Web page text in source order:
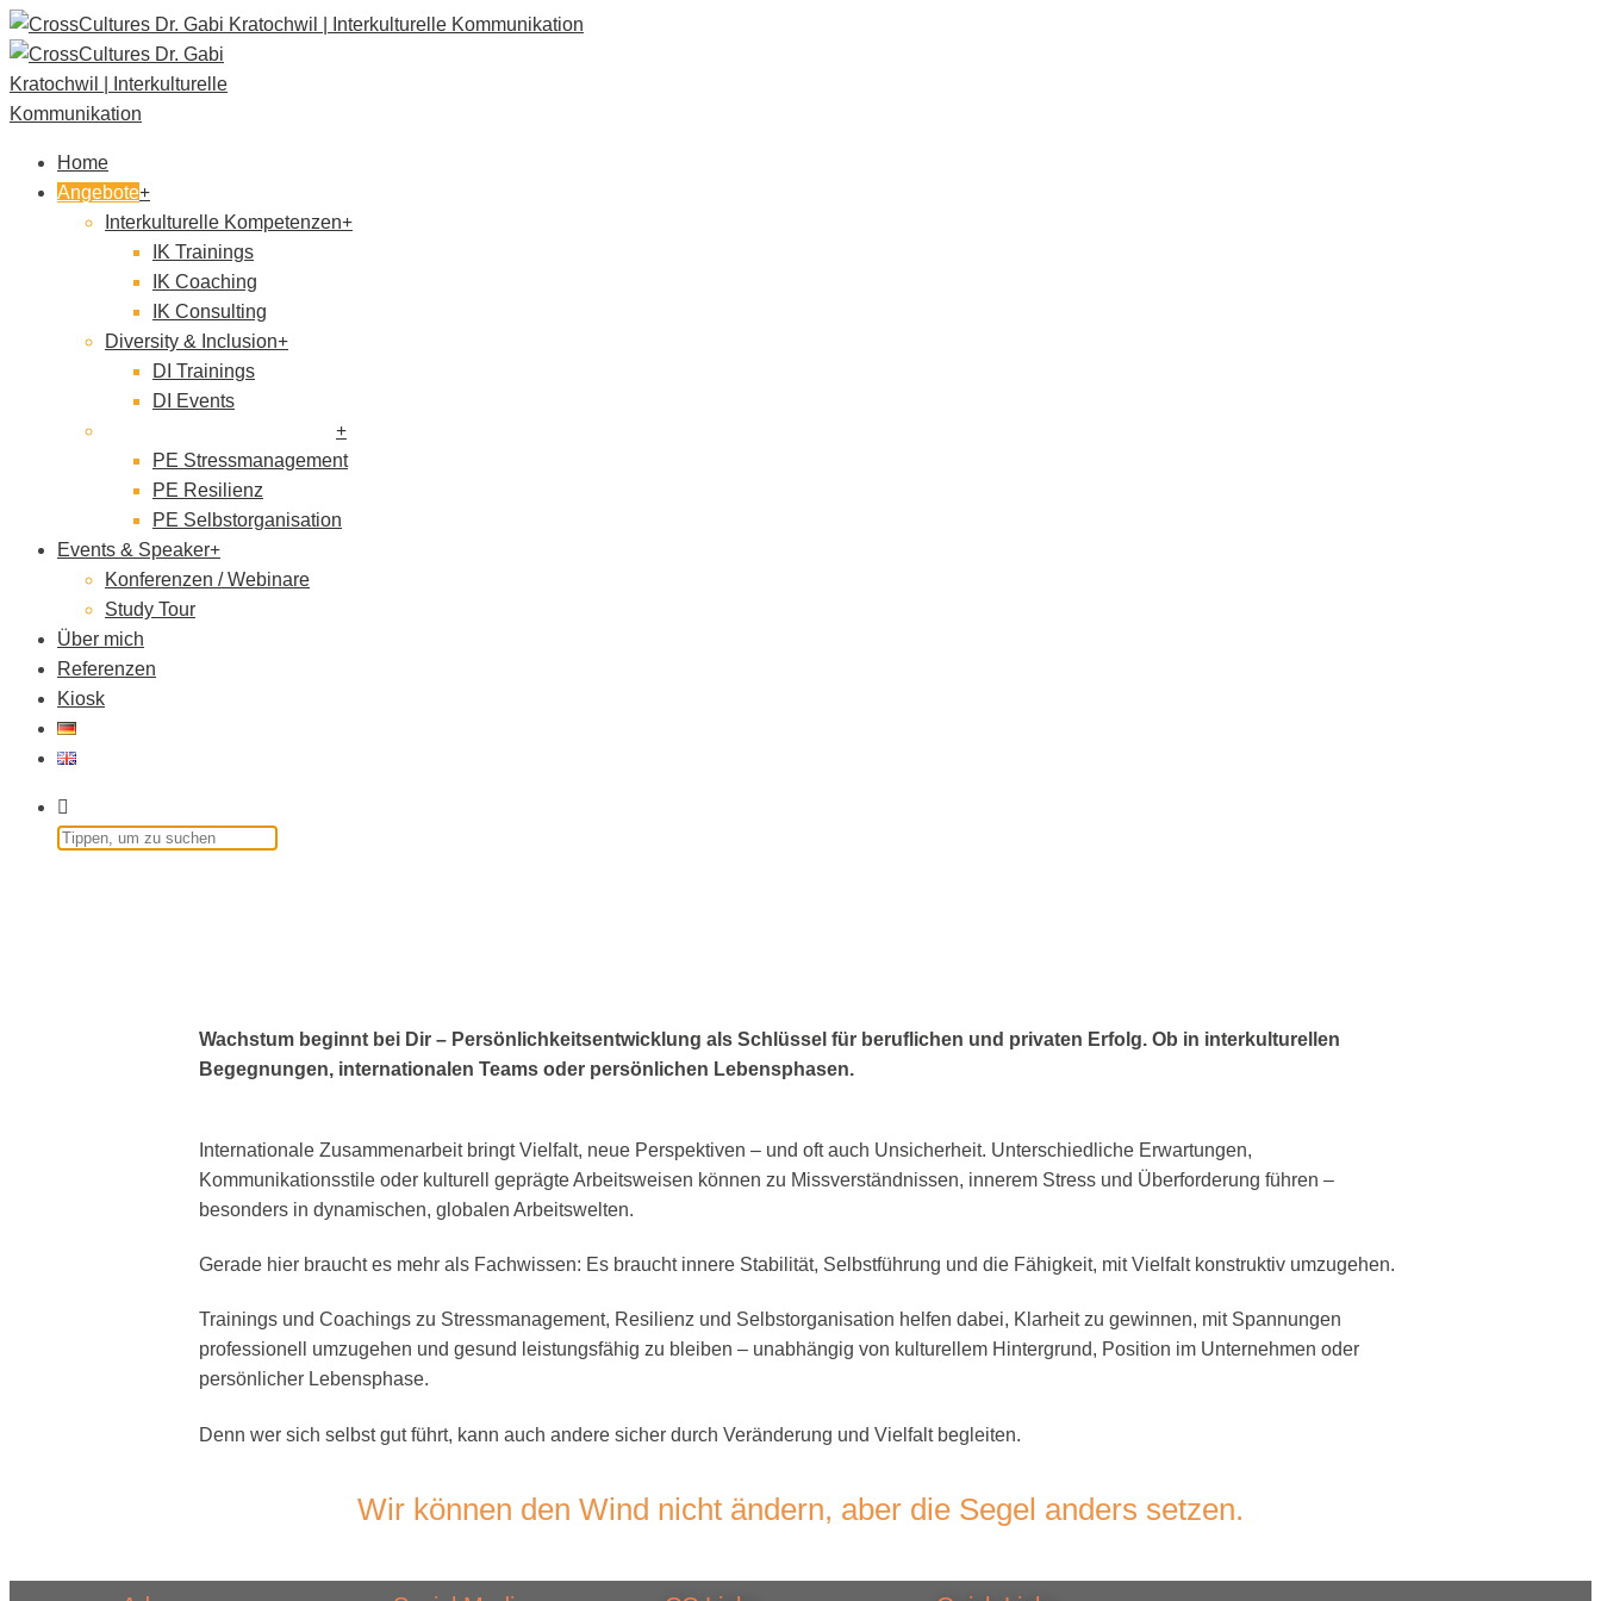
Home
Angebote
Interkulturelle Kompetenzen
IK Trainings
IK Coaching
IK Consulting
Diversity & Inclusion
DI Trainings
DI Events
PE Stressmanagement
PE Resilienz
PE Selbstorganisation
Events & Speaker
Konferenzen / Webinare
Study Tour
Über mich
Referenzen
Kiosk
Wachstum beginnt bei Dir – Persönlichkeitsentwicklung als Schlüssel für beruflichen und privaten Erfolg. Ob in interkulturellen
Begegnungen, internationalen Teams oder persönlichen Lebensphasen.
Internationale Zusammenarbeit bringt Vielfalt, neue Perspektiven – und oft auch Unsicherheit. Unterschiedliche Erwartungen,
Kommunikationsstile oder kulturell geprägte Arbeitsweisen können zu Missverständnissen, innerem Stress und Überforderung führen –
besonders in dynamischen, globalen Arbeitswelten.
Gerade hier braucht es mehr als Fachwissen: Es braucht innere Stabilität, Selbstführung und die Fähigkeit, mit Vielfalt konstruktiv umzugehen.
Trainings und Coachings zu Stressmanagement, Resilienz und Selbstorganisation helfen dabei, Klarheit zu gewinnen, mit Spannungen
professionell umzugehen und gesund leistungsfähig zu bleiben – unabhängig von kulturellem Hintergrund, Position im Unternehmen oder
persönlicher Lebensphase.
Denn wer sich selbst gut führt, kann auch andere sicher durch Veränderung und Vielfalt begleiten.
Wir können den Wind nicht ändern, aber die Segel anders setzen.